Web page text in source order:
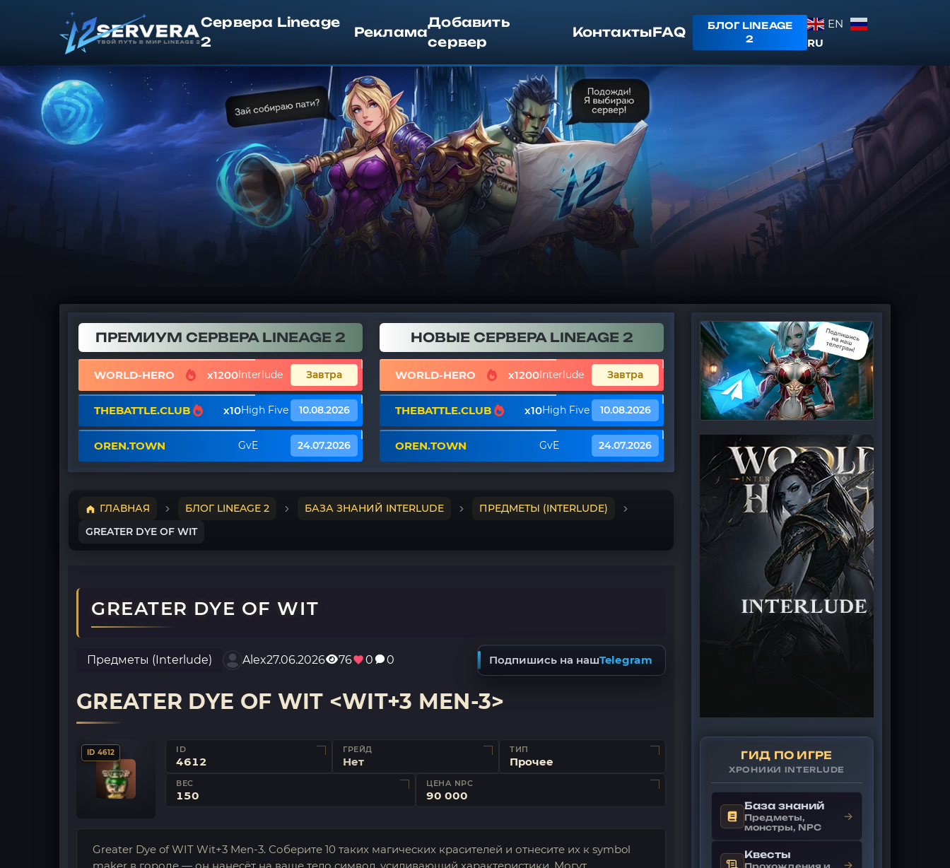
Сервера Lineage
2
Реклама
Добавить
сервер
КонтактыFAQ
БЛОГ LINEAGE
2
EN
RU
ПРЕМИУМ СЕРВЕРА LINEAGE 2
WORLD-HERO x1200Interlude Завтра
THEBATTLE.CLUB x10High Five 10.08.2026
OREN.TOWN GvE 24.07.2026
НОВЫЕ СЕРВЕРА LINEAGE 2
WORLD-HERO x1200Interlude Завтра
THEBATTLE.CLUB x10High Five 10.08.2026
OREN.TOWN GvE 24.07.2026
ГЛАВНАЯ БЛОГ LINEAGE 2 БАЗА ЗНАНИЙ INTERLUDE
ПРЕДМЕТЫ (INTERLUDE)
GREATER DYE OF WIT
GREATER DYE OF WIT
Предметы (Interlude) Alex27.06.2026 76 0 0 Подпишись на нашTelegram
GREATER DYE OF WIT <WIT+3 MEN-3>
ID 4612 ID
4612
ГРЕЙД
Нет
ТИП
Прочее
ВЕС
150
ЦЕНА NPC
90 000
Greater Dye of WIT Wit+3 Men-3. Соберите 10 таких магических красителей и отнесите их к symbol
ГИД ПО ИГРЕ
ХРОНИКИ INTERLUDE
База знаний
Предметы,
монстры, NPC
→
Квесты
→